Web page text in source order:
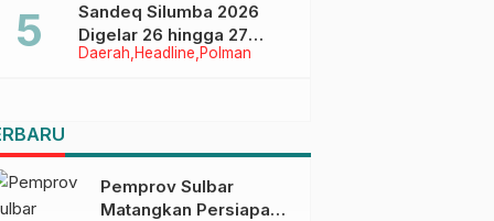
Daerah Headline Polman
Sandeq Silumba 2026
Digelar 26 hingga 27
September, Rangkaian
Pemprov Sulbar
Matangkan Persiapan